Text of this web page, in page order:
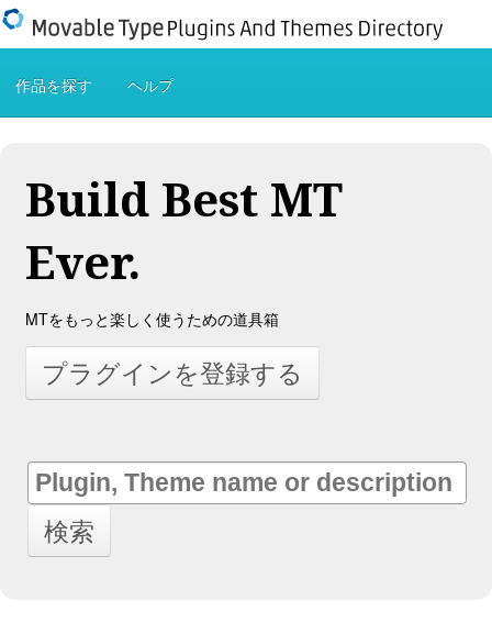
作品を探す ヘルプ
Build Best MT
Ever.
MTをもっと楽しく使うための道具箱
プラグインを登録する
検索